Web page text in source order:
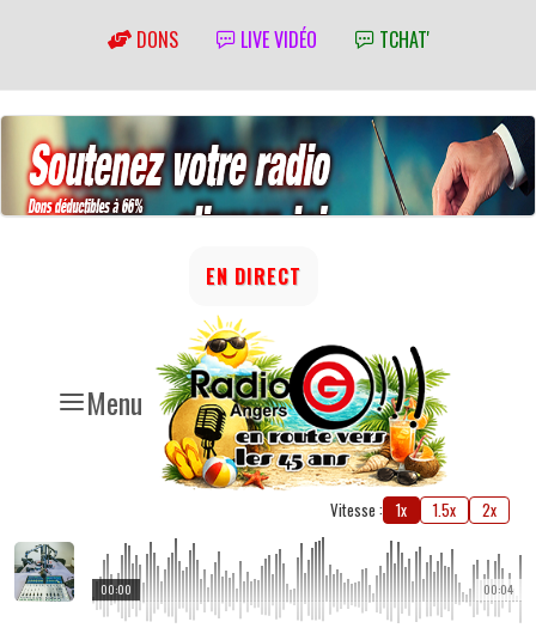
DONS LIVE VIDÉO TCHAT'
Menu
EN DIRECT
Vitesse : 1x 1.5x 2x
00:04
00:00